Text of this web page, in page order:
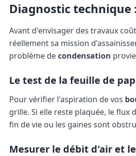
Diagnostic
Avant d'envisager des travaux
réellement sa mission
problème decondensation
Le test de la feuille de
Pour vérifier l'aspiration de vos
grille. Si elle reste plaquée, le
fin de vie ou les gaines sont
Mesurer le débit d'air et